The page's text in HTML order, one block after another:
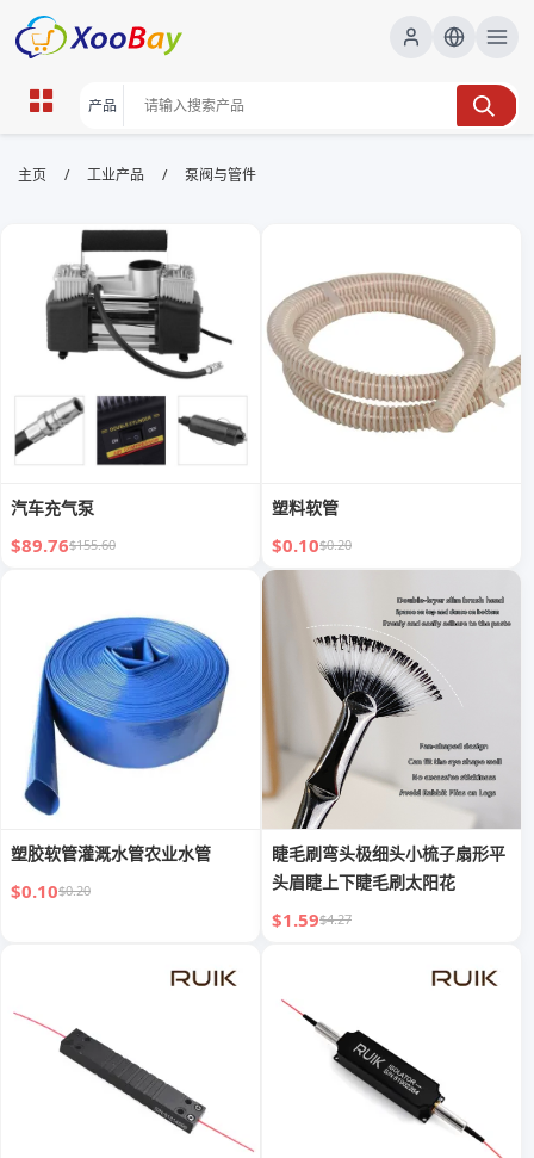
泵阀与管件 | XOOBAY B2B/B2C
泵阀,管件,采购,选型,应用,行业趋势, wholesale 泵阀与
管件, XOOBAY
提供泵阀管件领域的采购要点、选型指南、应用场景及行业趋势分析。
主页 / 工业产品 / 泵阀与管件
汽车充气泵
$89.76$155.60
塑料软管
$0.10$0.20
塑胶软管灌溉水管农业水管
$0.10$0.20
睫毛刷弯头极细头小梳子扇形平
头眉睫上下睫毛刷太阳花
$1.59$4.27